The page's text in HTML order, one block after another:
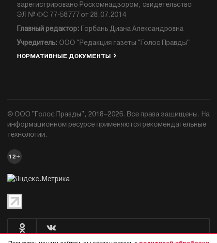
зарегистрировано Роскомнадзором, свидетельство
ЭЛ № ФС 77-58777 от 28.07.2014
Главный редактор: Горбань Диана Александровна
Учредитель: ООО "Редакция газеты "Голос Правды"
НОРМАТИВНЫЕ ДОКУМЕНТЫ
© ООО "Голос Правды", 2018–2026. Все права защищены. На
информационном ресурсе применяются рекомендательные
технологии.
12+